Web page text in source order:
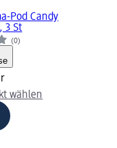
Pod Candy
3 St
(0)
wählen